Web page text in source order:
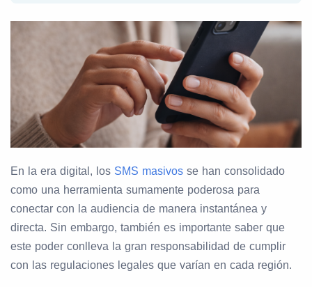
En la era digital, los SMS masivos se han consolidado
como una herramienta sumamente poderosa para
conectar con la audiencia de manera instantánea y
directa. Sin embargo, también es importante saber que
este poder conlleva la gran responsabilidad de cumplir
con las regulaciones legales que varían en cada región.